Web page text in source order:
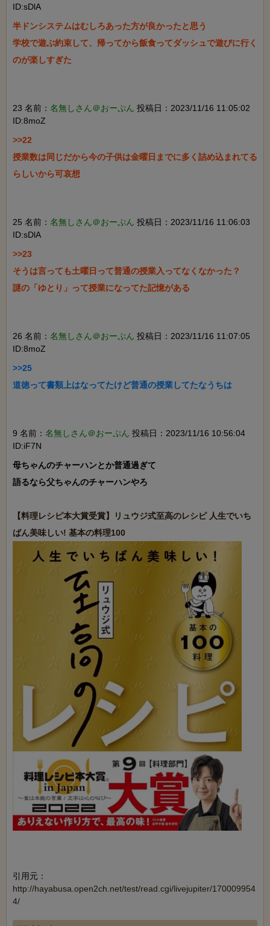
ID:sDlA
半ドンシステムはむしろあった方が良かったと思う
学校で遊ぶ約束して、帰ってから飯食ってダッシュで遊びに行く
のが楽しすぎた
23 名前： 名無しさん＠おーぷん 投稿日：2023/11/16 11:05:02
ID:8moZ
>>22
授業数は同じだから今の子供は金曜日までに多く詰め込まれてる
らしいから可哀想
25 名前： 名無しさん＠おーぷん 投稿日：2023/11/16 11:06:03
ID:sDlA
>>23
そうは言っても土曜日って普通の授業入ってなくなかった？
謎の「ゆとり」って授業になってた記憶がある
26 名前： 名無しさん＠おーぷん 投稿日：2023/11/16 11:07:05
ID:8moZ
>>25
道徳って書類上はなってたけど普通の授業してたなうちは
9 名前： 名無しさん＠おーぷん 投稿日：2023/11/16 10:56:04
ID:iF7N
母ちゃんのチャーハンとか普通過ぎて
語るなら父ちゃんのチャーハンやろ
【料理レシピ本大賞受賞】リュウジ式至高のレシピ 人生でいち
引用元：
http://hayabusa.open2ch.net/test/read.cgi/livejupiter/170009954
4/